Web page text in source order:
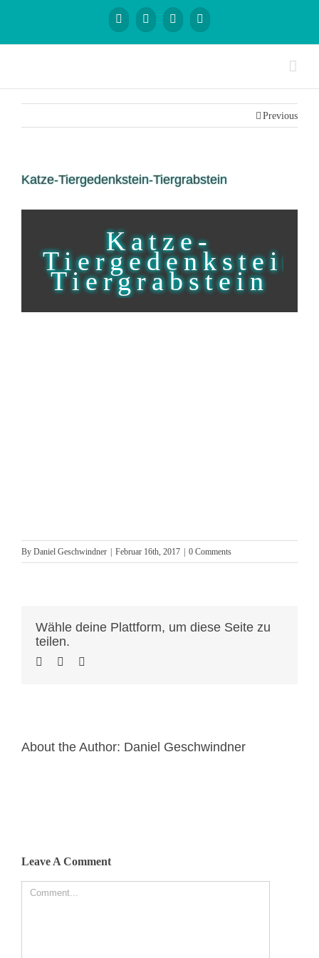
Previous
Katze-Tiergedenkstein-Tiergrabstein
Katze-
Tiergedenkstein-
Tiergrabstein
By Daniel Geschwindner Februar 16th, 2017 0 Comments
Wähle deine Plattform, um diese Seite zu
teilen.
About the Author: Daniel Geschwindner
Leave A Comment